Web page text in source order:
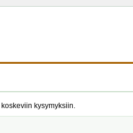
kysymyksiin.